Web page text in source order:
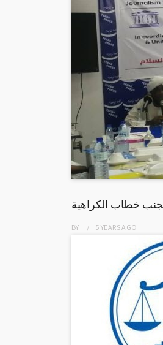
خطاب الكراهية
BY 5 YEARSAGO